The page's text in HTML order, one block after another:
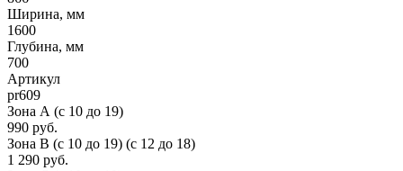
Ширина, мм
1600
Глубина, мм
700
Артикул
pr609
Зона А (c 10 до 19)
990 руб.
Зона B (c 10 до 19) (c 12 до 18)
1 290 руб.